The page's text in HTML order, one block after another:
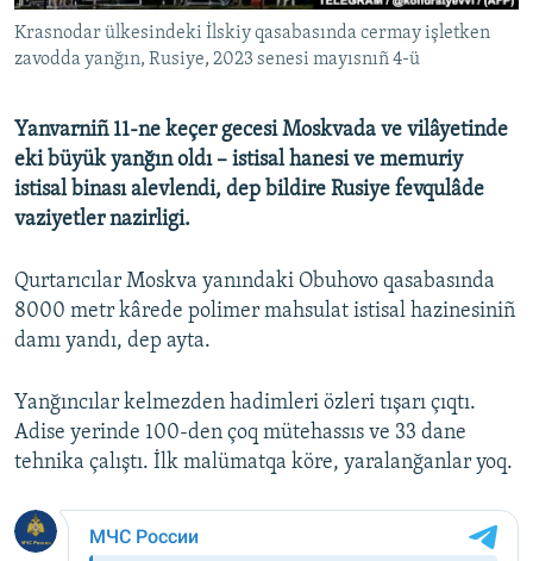
QOŞULIÑIZ!
RFE/RS bütün saytları
Krasnodar ülkesindeki İlskiy qasabasında cermay işletken
zavodda yanğın, Rusiye, 2023 senesi mayısnıñ 4-ü
Yanvarniñ 11-ne keçer gecesi Moskvada ve vilâyetinde
eki büyük yanğın oldı – istisal hanesi ve memuriy
istisal binası alevlendi, dep bildire Rusiye fevqulâde
vaziyetler nazirligi.
Qurtarıcılar Moskva yanındaki Obuhovo qasabasında
8000 metr kârede polimer mahsulat istisal hazinesiniñ
damı yandı, dep ayta.
Yanğıncılar kelmezden hadimleri özleri tışarı çıqtı.
Adise yerinde 100-den çoq mütehassıs ve 33 dane
tehnika çalıştı. İlk malümatqa köre, yaralanğanlar yoq.